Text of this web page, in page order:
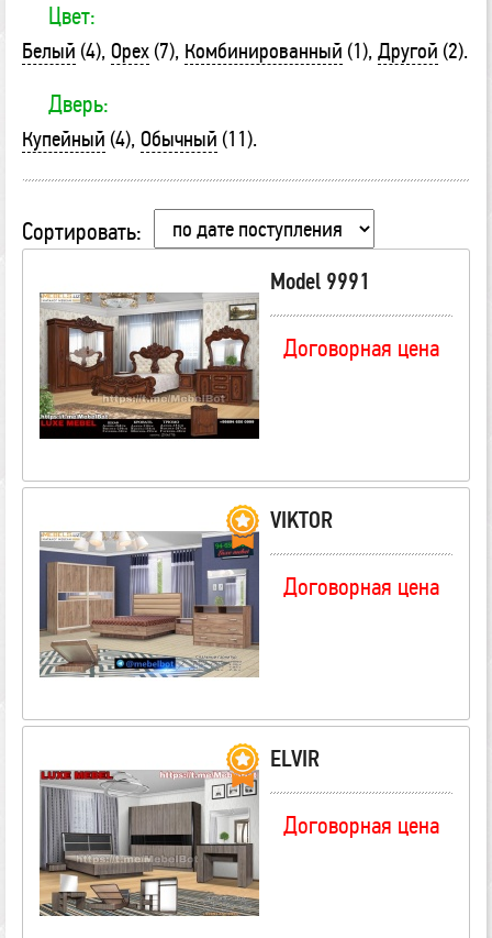
Цвет:
Белый (4) Орех(7) Комбинированный (1) Другой (2)
Дверь:
Купейный (4) Обычный (11)
Сортировать:
Model 9991
Договорная цена
VIKTOR
Договорная цена
ELVIR
Договорная цена